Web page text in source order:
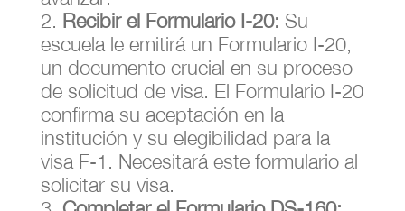
Recibir el Formulario I-20: Su
escuela le emitirá un Formulario I-20,
un documento crucial en su proceso
de solicitud de visa. El Formulario I-20
confirma su aceptación en la
institución y su elegibilidad para la
visa F-1. Necesitará este formulario al
solicitar su visa.